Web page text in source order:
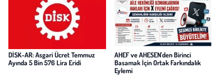
DİSK-AR: Asgari Ücret Temmuz
Ayında 5 Bin 576 Lira Eridi
AHEF ve AHESEN'den Birinci
Basamak İçin Ortak Farkındalık
Eylemi